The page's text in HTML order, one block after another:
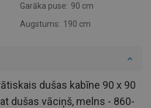
Garāka puse: 90 cm
Augstums: 190 cm
dušas kabīne 90 x 90
dušas vāciņš, melns - 860-